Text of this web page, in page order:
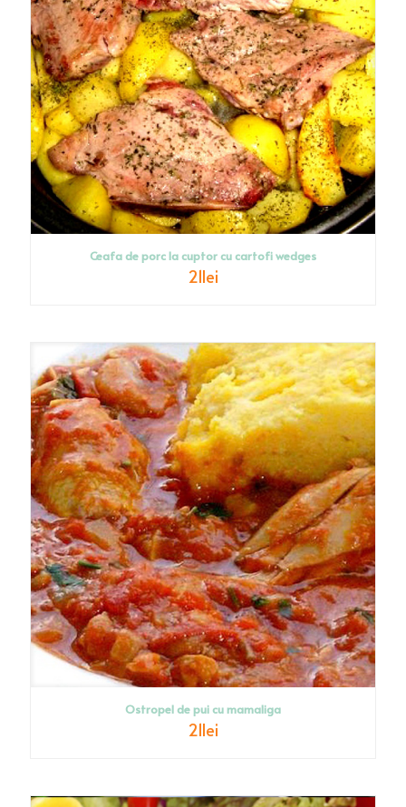
Ceafa de porc la cuptor cu cartofi wedges
21lei
Ostropel de pui cu mamaliga
21lei